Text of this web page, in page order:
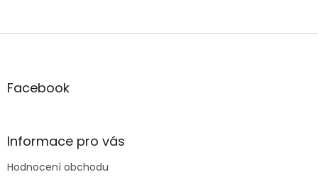
Z
aFacebook
Informace pro vás
Hodnocení obchodu